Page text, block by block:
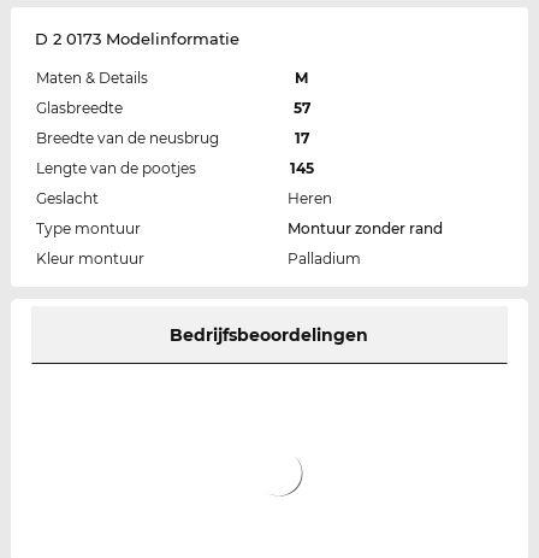
D 2 0173 Modelinformatie
Maten & Details
M
Glasbreedte
57
Breedte van de neusbrug
17
Lengte van de pootjes
145
Geslacht
Heren
Type montuur
Montuur zonder rand
Kleur montuur
Palladium
Bedrijfsbeoordelingen